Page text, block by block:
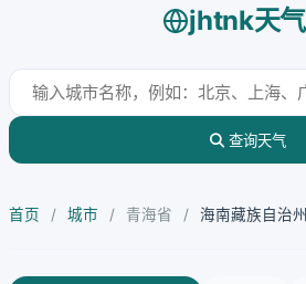
jhtnk天
查询天气
首页 / 城市 / 青海省 / 海南藏族自治